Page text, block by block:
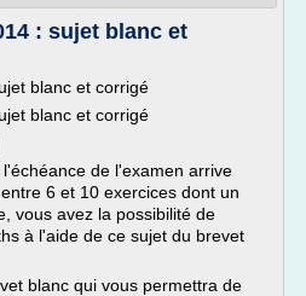
: sujet blanc et
blanc et corrigé
blanc et corrigé
de l'examen arrive
6 et 10 exercices dont un
vous avez la possibilité de
à l'aide de ce sujet du brevet
blanc qui vous permettra de